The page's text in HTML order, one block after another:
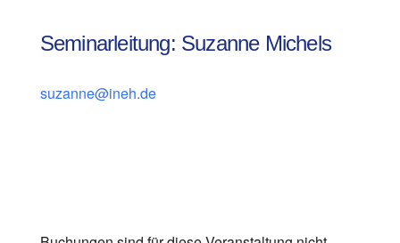
Seminarleitung: Suzanne Michels
suzanne@ineh.de